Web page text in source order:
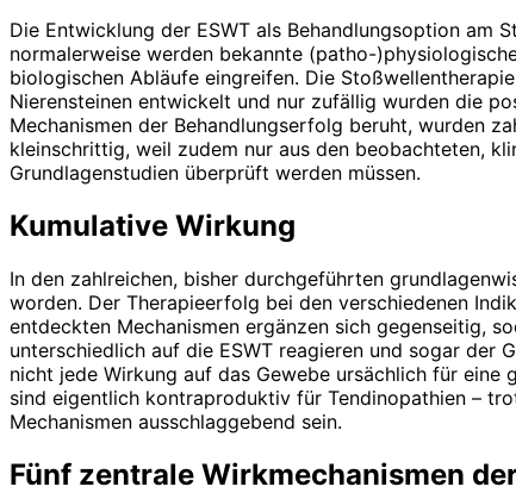
Die Entwicklung der ESWT als Behandlungsoption am
normalerweise werden bekannte (patho-
biologischen Abläufe eingreifen. Die
Nierensteinen entwickelt und nur zufällig wurden die
Mechanismen der Behandlungserfolg beruht, wurden
kleinschrittig, weil zudem nur aus den beobachteten,
Grundlagenstudien überprüft werden müssen.
Kumulative Wirkung
In den zahlreichen, bisher durchgeführten
worden. Der Therapieerfolg bei den verschiedenen
entdeckten Mechanismen ergänzen sich gegenseitig,
unterschiedlich auf die ESWT reagieren und sogar der
nicht jede Wirkung auf das Gewebe ursächlich für eine
sind eigentlich kontraproduktiv für Tendinopathien –
Mechanismen ausschlaggebend sein.
Fünf zentrale Wirkmechanismen